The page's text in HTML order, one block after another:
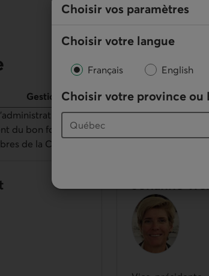
Choisir vos paramètres
Choisir votre langue
Français English
Choisir votre province ou
Gestionnaires
sont des membres de la Caisse
du bon fonctionnement de leur coopérative.
de la Caisse.
Johanne